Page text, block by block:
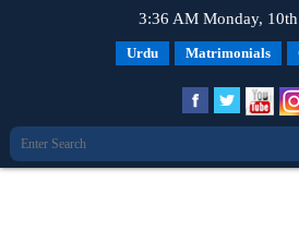
3:36 AM Monday,
Urdu Matrimonials